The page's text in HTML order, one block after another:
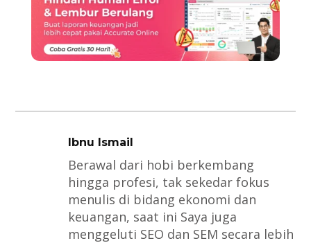
Ibnu Ismail
Berawal dari hobi berkembang
hingga profesi, tak sekedar fokus
menulis di bidang ekonomi dan
keuangan, saat ini Saya juga
menggeluti SEO dan SEM secara lebih